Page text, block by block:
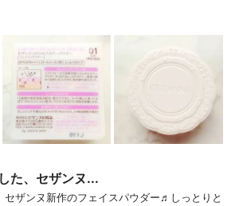
た、セザンヌ...
セザンヌ新作のフェイスパウダー♬しっとりと